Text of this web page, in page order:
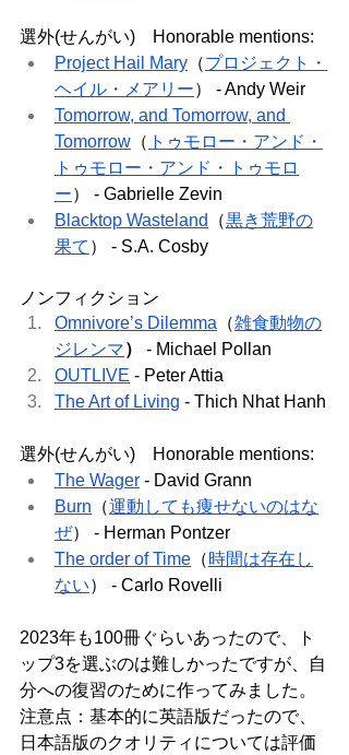
選外(せんがい)　Honorable mentions:
Project Hail Mary （プロジェクト・
ヘイル・メアリー） - Andy Weir
Tomorrow, and Tomorrow, and
Tomorrow （ トゥモロー・アンド・
トゥモロー・アンド・トゥモロ
ー） - Gabrielle Zevin
Blacktop Wasteland
（黒き荒野の
果て ） - S.A. Cosby
ノンフィクション
Omnivore’s Dilemma （雑食動物の
ジレンマ）
- Michael Pollan
OUTLIVE - Peter Attia
The Art of Living - Thich Nhat Hanh
選外(せんがい)　Honorable mentions:
The Wager - David Grann
Burn （運動しても痩せないのはな
ぜ） - Herman Pontzer
The order of Time （時間は存在し
ない） - Carlo Rovelli
2023年も100冊ぐらいあったので、ト
ップ3を選ぶのは難しかったですが、自
分への復習のために作ってみました。
注意点：基本的に英語版だったので、
日本語版のクオリティについては評価